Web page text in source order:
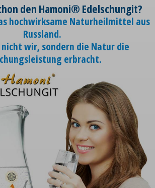
den Hamoni® Edelschungit?
hochwirksame Naturheilmittel aus
Russland.
wir, sondern die Natur die
erbracht.